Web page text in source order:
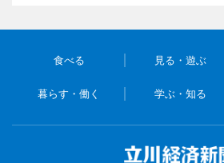
食べる 見る・遊ぶ
暮らす・働く 学ぶ・知る